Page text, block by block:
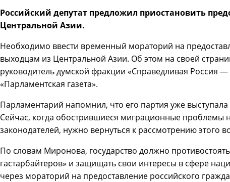
Российский депутат предложил приостановить
Центральной Азии.
Необходимо ввести временный мораторий на
выходцам из Центральной Азии. Об этом на своей
руководитель думской фракции «Справедливая Россия
«Парламентская газета».
Парламентарий напомнил, что его партия уже
Сейчас, когда обострившиеся миграционные проблемы
законодателей, нужно вернуться к рассмотрению этого
По словам Миронова, государство должно
гастарбайтеров» и защищать свои интересы в сфере
через мораторий на предоставление российского